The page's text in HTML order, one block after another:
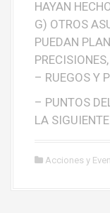
HAYAN
G) OTROS
PUEDAN
– RUEGOS Y
– PUNTOS
LA
Acciones y